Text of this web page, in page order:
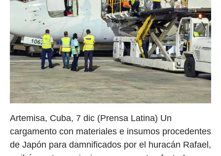
Artemisa, Cuba, 7 dic (Prensa Latina) Un
cargamento con materiales e insumos procedentes
de Japón para damnificados por el huracán Rafael,